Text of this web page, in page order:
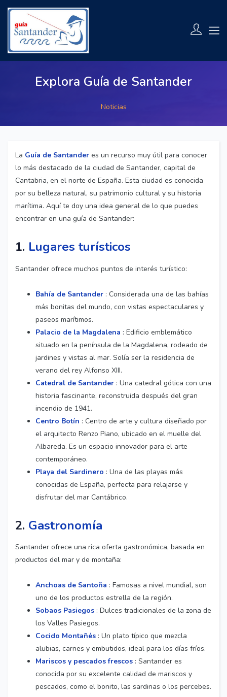
Explora Guía de Santander
Noticias
La Guía de Santander es un recurso muy útil para conocer
lo más destacado de la ciudad de Santander, capital de
Cantabria, en el norte de España. Esta ciudad es conocida
por su belleza natural, su patrimonio cultural y su historia
marítima. Aquí te doy una idea general de lo que puedes
encontrar en una guía de Santander:
1. Lugares turísticos
Santander ofrece muchos puntos de interés turístico:
Bahía de Santander : Considerada una de las bahías
más bonitas del mundo, con vistas espectaculares y
paseos marítimos.
Palacio de la Magdalena : Edificio emblemático
situado en la península de la Magdalena, rodeado de
jardines y vistas al mar. Solía ​​ser la residencia de
verano del rey Alfonso XIII.
Catedral de Santander : Una catedral gótica con una
historia fascinante, reconstruida después del gran
incendio de 1941.
Centro Botín : Centro de arte y cultura diseñado por
el arquitecto Renzo Piano, ubicado en el muelle del
Albareda. Es un espacio innovador para el arte
contemporáneo.
Playa del Sardinero : Una de las playas más
conocidas de España, perfecta para relajarse y
disfrutar del mar Cantábrico.
2. Gastronomía
Santander ofrece una rica oferta gastronómica, basada en
productos del mar y de montaña:
Anchoas de Santoña : Famosas a nivel mundial, son
uno de los productos estrella de la región.
Sobaos Pasiegos : Dulces tradicionales de la zona de
los Valles Pasiegos.
Cocido Montañés : Un plato típico que mezcla
alubias, carnes y embutidos, ideal para los días fríos.
Mariscos y pescados frescos : Santander es
conocida por su excelente calidad de mariscos y
pescados, como el bonito, las sardinas o los percebes.